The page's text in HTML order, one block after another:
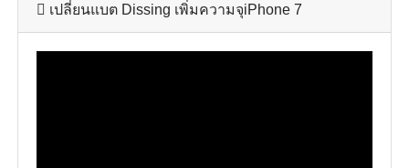
เปลี่ยนแบต Dissing เพิ่มความจุiPhone 7